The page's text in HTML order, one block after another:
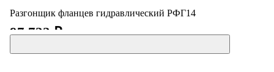
Разгонщик фланцев гидравлический РФГ14
97 722 ₽